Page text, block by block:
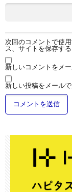
次回のコメントで使
ス、サイトを保存する
新しいコメントをメ
新しい投稿をメール